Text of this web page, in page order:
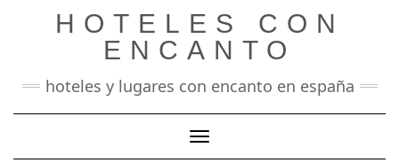
HOTELES CON
ENCANTO
hoteles y lugares con encanto en españa
Cambiar modo de navegación